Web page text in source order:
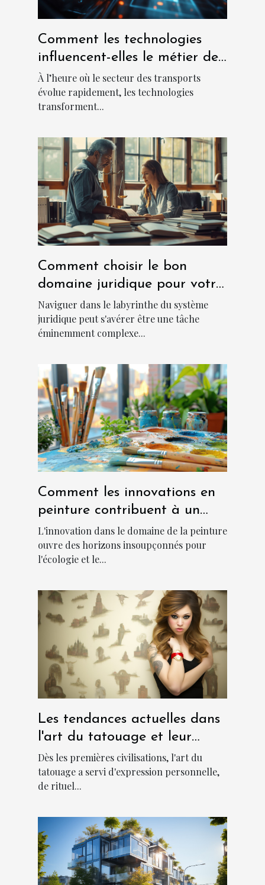
Comment les technologies
influencent-elles le métier de
chauffeur ?
À l’heure où le secteur des transports
évolue rapidement, les technologies
transforment...
Comment choisir le bon
domaine juridique pour votre
cas ?
Naviguer dans le labyrinthe du système
juridique peut s'avérer être une tâche
éminemment complexe...
Comment les innovations en
peinture contribuent à un
environnement plus frais et
durable
L'innovation dans le domaine de la peinture
ouvre des horizons insoupçonnés pour
l'écologie et le...
Les tendances actuelles dans
l'art du tatouage et leur
signification culturelle
Dès les premières civilisations, l'art du
tatouage a servi d'expression personnelle,
de rituel...